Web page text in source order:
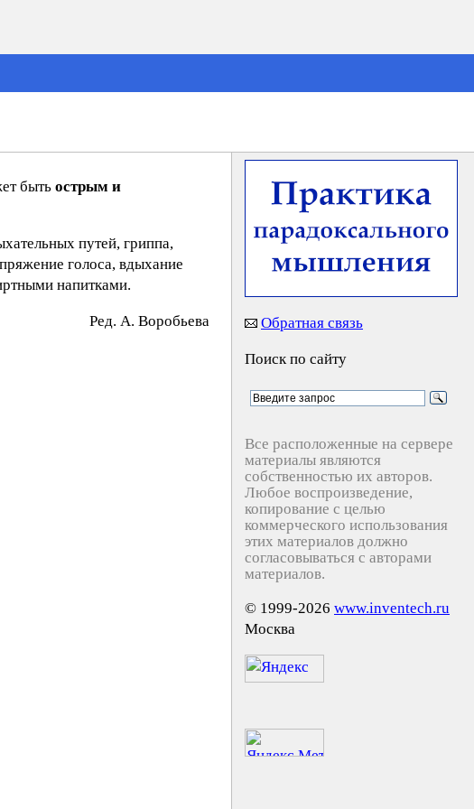
быть острым и
путей, гриппа,
голоса, вдыхание
напитками.
Peд. A. Bopoбьeвa Обратная связь
Поиск по сайту
Все расположенные на сервере
материалы являются
собственностью их авторов.
Любое воспроизведение,
копирование с целью
коммерческого использования
этих материалов должно
согласовываться с авторами
материалов.
© 1999-2026 www.inventech.ru
Москва